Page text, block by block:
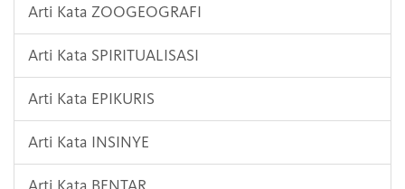
Arti Kata ZOOGEOGRAFI
Arti Kata SPIRITUALISASI
Arti Kata EPIKURIS
Arti Kata INSINYE